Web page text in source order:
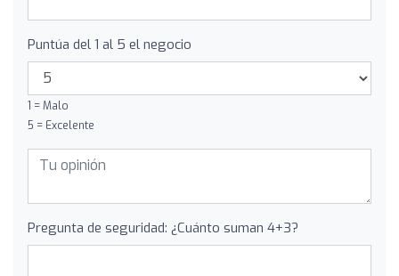
Puntúa del 1 al 5 el negocio
1 = Malo
5 = Excelente
Pregunta de seguridad: ¿Cuánto suman 4+3?